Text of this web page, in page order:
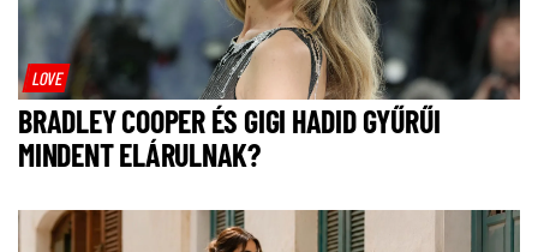
LOVE
BRADLEY COOPER ÉS GIGI HADID GYŰRŰI
MINDENT ELÁRULNAK?